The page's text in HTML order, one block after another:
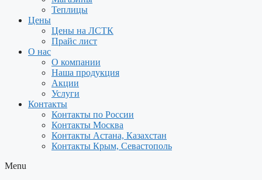
Теплицы
Цены
Цены на ЛСТК
Прайс лист
О нас
О компании
Наша продукция
Акции
Услуги
Контакты
Контакты по России
Контакты Москва
Контакты Астана, Казахстан
Контакты Крым, Севастополь
Menu